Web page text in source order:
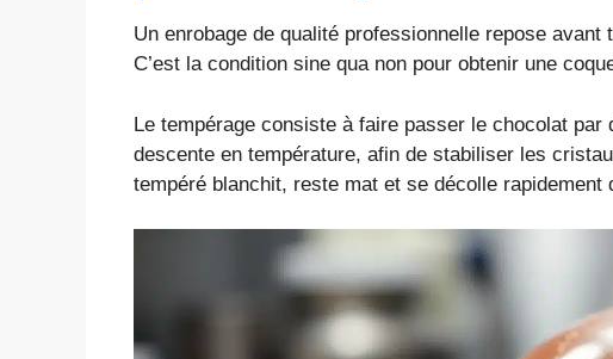
Un enrobage de qualité professionnelle repose avant
C’est la condition sine qua non pour obtenir une
Le tempérage consiste à faire passer le chocolat
descente en température, afin de stabiliser les
tempéré blanchit, reste mat et se décolle rapidement